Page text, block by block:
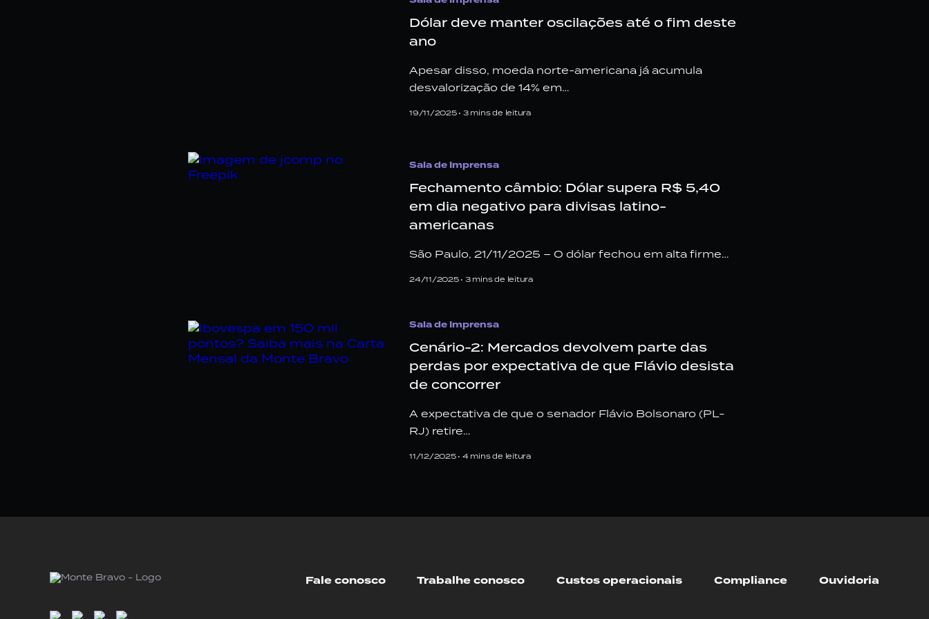
Dólar deve manter oscilações até o fim deste
ano
Apesar disso, moeda norte-americana já acumula
desvalorização de 14% em…
19/11/2025 • 3 mins de leitura
Sala de Imprensa
Fechamento câmbio: Dólar supera R$ 5,40
em dia negativo para divisas latino-
americanas
São Paulo, 21/11/2025 – O dólar fechou em alta firme…
24/11/2025 • 3 mins de leitura
Sala de Imprensa
Cenário-2: Mercados devolvem parte das
perdas por expectativa de que Flávio desista
de concorrer
A expectativa de que o senador Flávio Bolsonaro (PL-
RJ) retire…
11/12/2025 • 4 mins de leitura
Fale conosco Trabalhe conosco Custos operacionais Compliance Ouvidoria